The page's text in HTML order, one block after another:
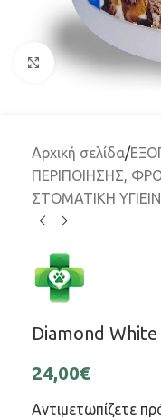
Μεγέθυνση
Αρχική σελίδα/
ΠΕΡΙΠΟΙΗΣΗΣ,
ΣΤΟΜΑΤΙΚΗ
Diamond
24,00€
Αντιμετωπίζετε